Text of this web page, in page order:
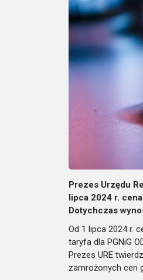
Prezes Urzędu
lipca 2024 r.
Dotychczas
Od 1 lipca 2024 r.
taryfa dla PGNiG
Prezes URE
zamrożonych cen